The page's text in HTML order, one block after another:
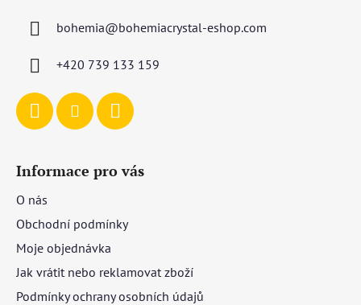
bohemia@bohemiacrystal-eshop.com
+420 739 133 159
Informace pro vás
O nás
Obchodní podmínky
Moje objednávka
Jak vrátit nebo reklamovat zboží
Podmínky ochrany osobních údajů